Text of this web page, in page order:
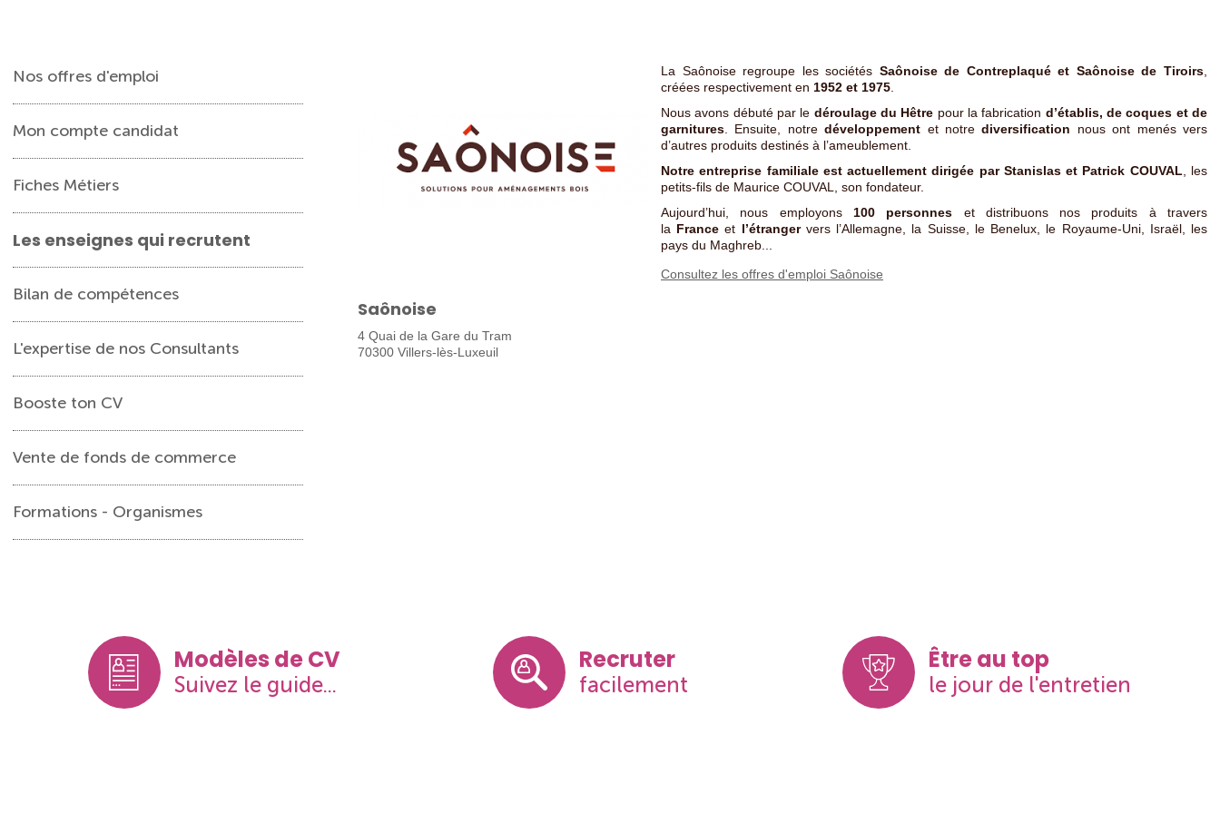
Nos offres d'emploi
Mon compte candidat
Fiches Métiers
Les enseignes qui recrutent
Bilan de compétences
L'expertise de nos Consultants
Booste ton CV
Vente de fonds de commerce
Formations - Organismes
La Saônoise regroupe les sociétés Saônoise de Contreplaqué et Saônoise de Tiroirs
créées respectivement en 1952 et 1975
Nous avons débuté par le déroulage du Hêtre pour la fabrication d’établis, de coques et de
garnitures . Ensuite, notredéveloppement et notrediversification nous ont menés vers
d’autres produits destinés à l’ameublement.
Notre entreprise familiale est actuellement dirigée par Stanislas et Patrick COUVAL , les
petits-fils de Maurice COUVAL, son fondateur.
Aujourd’hui, nous employons 100 personnes et distribuons nos produits à travers
la France et l’étrangervers l’Allemagne, la Suisse, le Benelux, le Royaume-Uni, Israël, les
pays du Maghreb...
Consultez les offres d'emploi Saônoise
Saônoise
4 Quai de la Gare du Tram
70300 Villers-lès-Luxeuil
Modèles de CV
Suivez le guide...
Recruter
facilement
Être au top
le jour de l'entretien